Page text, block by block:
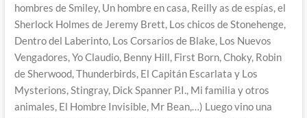
hombres de Smiley, Un hombre en casa, Reilly as de espías, el
Sherlock Holmes de Jeremy Brett, Los chicos de Stonehenge,
Dentro del Laberinto, Los Corsarios de Blake, Los Nuevos
Vengadores, Yo Claudio, Benny Hill, First Born, Choky, Robin
de Sherwood, Thunderbirds, El Capitán Escarlata y Los
Mysterions, Stingray, Dick Spanner P.I., Mi familia y otros
animales, El Hombre Invisible, Mr Bean,…) Luego vino una